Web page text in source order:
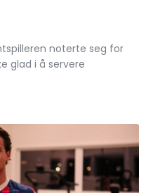
noterte seg for
glad i å servere